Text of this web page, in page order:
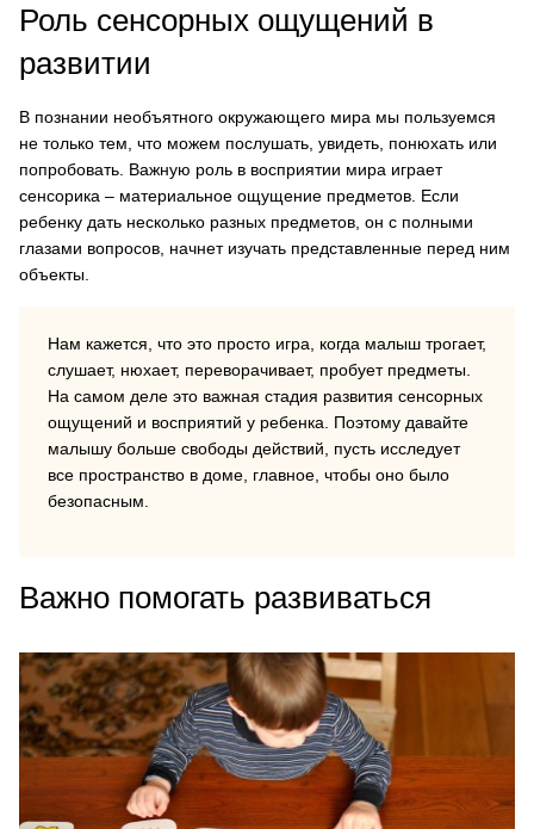
Роль сенсорных ощущений в
развитии
В познании необъятного окружающего мира мы пользуемся
не только тем, что можем послушать, увидеть, понюхать или
попробовать. Важную роль в восприятии мира играет
сенсорика – материальное ощущение предметов . Если
ребенку дать несколько разных предметов, он с полными
глазами вопросов, начнет изучать представленные перед ним
объекты.
Нам кажется, что это просто игра, когда малыш трогает,
слушает, нюхает, переворачивает, пробует предметы.
На самом деле это важная стадия развития сенсорных
ощущений и восприятий у ребенка. Поэтому давайте
малышу больше свободы действий, пусть исследует
все пространство в доме, главное, чтобы оно было
безопасным.
Важно помогать развиваться